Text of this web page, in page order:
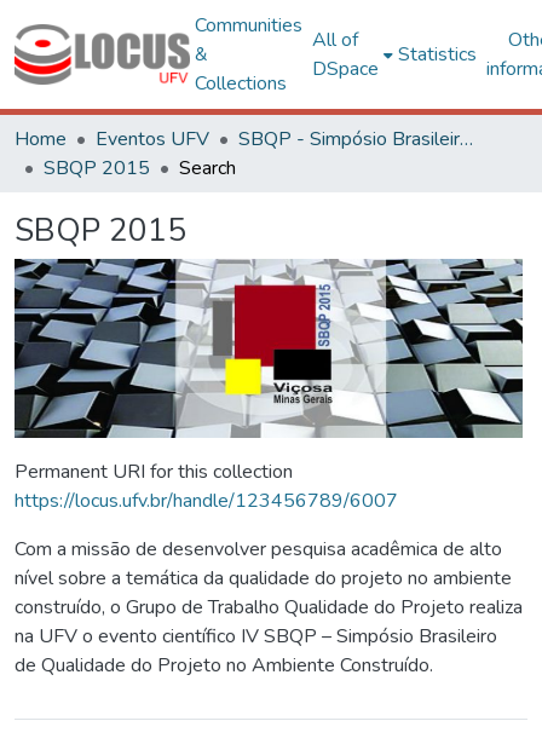
Communities
&
Collections
All of
DSpace
Statistics
Home Eventos UFV
SBQP - Simpósio Brasileiro de Qualidade do Projeto no Ambiente Construído
SBQP 2015
Search
SBQP 2015
Permanent URI for this collection
https://locus.ufv.br/handle/123456789/6007
Com a missão de desenvolver pesquisa acadêmica de alto
nível sobre a temática da qualidade do projeto no ambiente
construído, o Grupo de Trabalho Qualidade do Projeto realiza
na UFV o evento científico IV SBQP – Simpósio Brasileiro
de Qualidade do Projeto no Ambiente Construído.